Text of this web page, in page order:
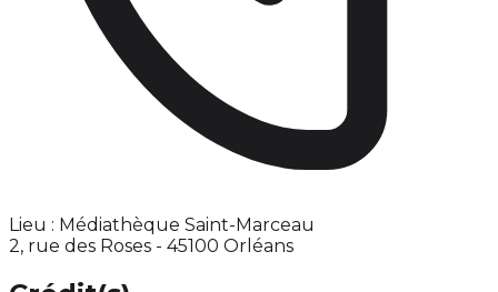
Lieu : Médiathèque Saint-Marceau
2, rue des Roses - 45100 Orléans